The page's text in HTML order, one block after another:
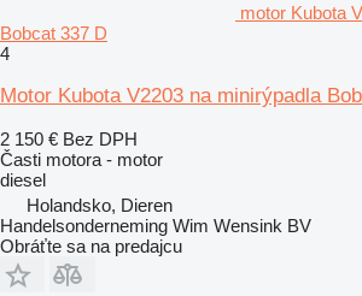
motor Kubota
Bobcat 337 D
4
Motor Kubota V2203 na minirýpadla
2 150 € Bez DPH
Časti motora - motor
diesel
Holandsko, Dieren
Handelsonderneming Wim Wensink BV
Obráťte sa na predajcu